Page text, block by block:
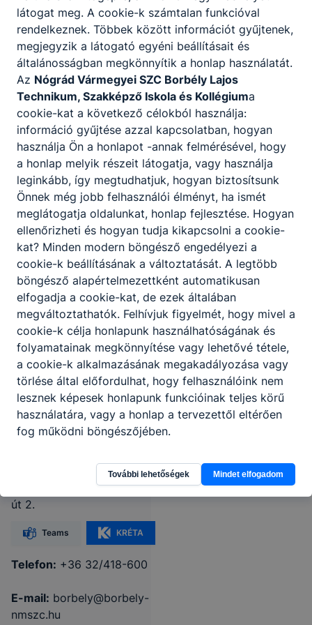
Nógrád Vármegyei
SZC Borbély Lajos
Technikum,
Szakképző Iskola és
3100 Salgótarján, Kissomlyó
út 2.
Teams KRÉTA
Telefon: +36 32/418-600
E-mail: borbely@borbely-
nmszc.hu
látogat meg. A cookie-k számtalan funkcióval
rendelkeznek. Többek között információt gyűjtenek,
megjegyzik a látogató egyéni beállításait és
általánosságban megkönnyítik a honlap használatát.
Az Nógrád Vármegyei SZC Borbély Lajos
Technikum, Szakképző Iskola és Kollégiuma
cookie-kat a következő célokból használja:
információ gyűjtése azzal kapcsolatban, hogyan
használja Ön a honlapot -annak felmérésével, hogy
a honlap melyik részeit látogatja, vagy használja
leginkább, így megtudhatjuk, hogyan biztosítsunk
Önnek még jobb felhasználói élményt, ha ismét
meglátogatja oldalunkat, honlap fejlesztése. Hogyan
ellenőrizheti és hogyan tudja kikapcsolni a cookie-
kat? Minden modern böngésző engedélyezi a
cookie-k beállításának a változtatását. A legtöbb
böngésző alapértelmezettként automatikusan
elfogadja a cookie-kat, de ezek általában
megváltoztathatók. Felhívjuk figyelmét, hogy mivel a
cookie-k célja honlapunk használhatóságának és
folyamatainak megkönnyítése vagy lehetővé tétele,
a cookie-k alkalmazásának megakadályozása vagy
törlése által előfordulhat, hogy felhasználóink nem
lesznek képesek honlapunk funkcióinak teljes körű
használatára, vagy a honlap a tervezettől eltérően
fog működni böngészőjében.
További lehetőségek Mindet elfogadom